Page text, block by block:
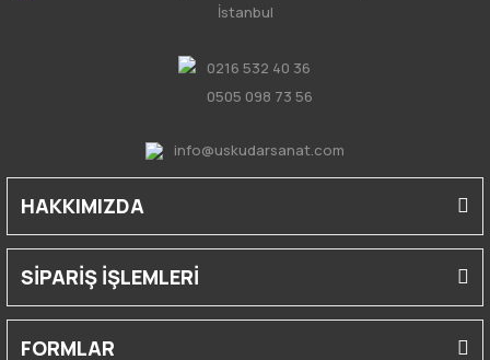
İstanbul
0216 532 40 36
0505 098 73 56
info@uskudarsanat.com
HAKKIMIZDA
SİPARİŞ İŞLEMLERİ
FORMLAR